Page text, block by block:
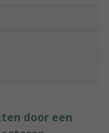
door een